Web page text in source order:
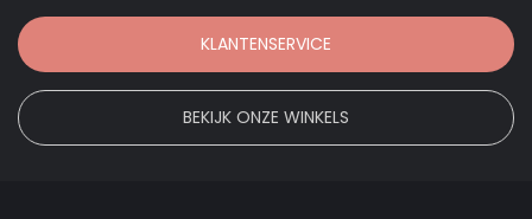
KLANTENSERVICE
BEKIJK ONZE WINKELS